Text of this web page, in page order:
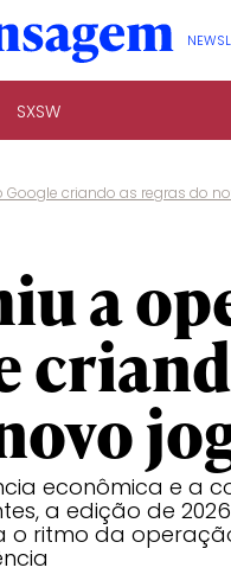
SXSW
criando as regras do
a
econômica e a
a edição de
ritmo da